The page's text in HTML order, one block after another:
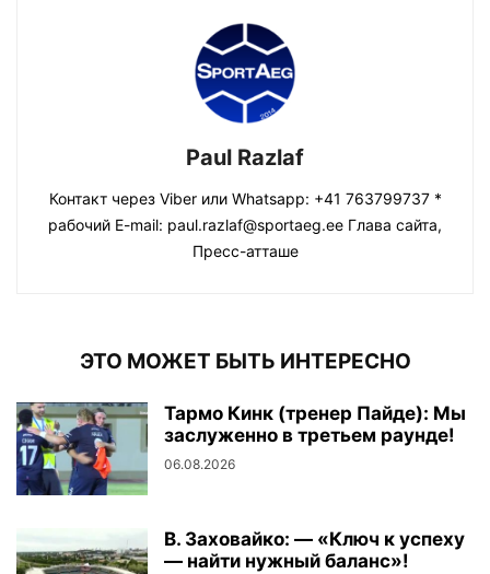
Paul Razlaf
Контакт через Viber или Whatsapp: +41 763799737 *
рабочий E-mail: paul.razlaf@sportaeg.ee Глава сайта,
Пресс-атташе
ЭТО МОЖЕТ БЫТЬ ИНТЕРЕСНО
Тармо Кинк (тренер Пайде): Мы
заслуженно в третьем раунде!
06.08.2026
В. Заховайко: — «Ключ к успеху
— найти нужный баланс»!